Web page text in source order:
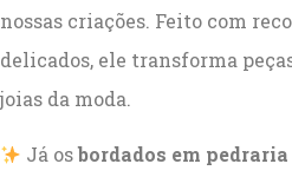
nossas criações. Feito com
delicados, ele transforma
joias da moda.
Já osbordados em pedraria